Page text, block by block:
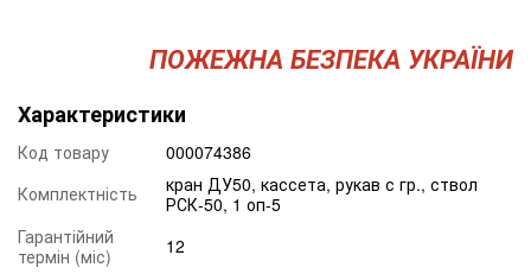
ПОЖЕЖНА БЕЗПЕКА УКРАЇНИ
Характеристики
Код товару
000074386
Комплектність
кран ДУ50, кассета, рукав с гр., ствол
РСК-50, 1 оп-5
Гарантійний
термін (міс)
12